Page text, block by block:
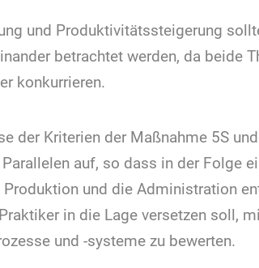
und Produktivitäts­steigerung
betrachtet werden, da beide
konkurrieren.
der Kriterien der Maßnahme 5S
auf, so dass in der Folge
und die Administration
in die Lage versetzen soll,
und -systeme zu bewerten.